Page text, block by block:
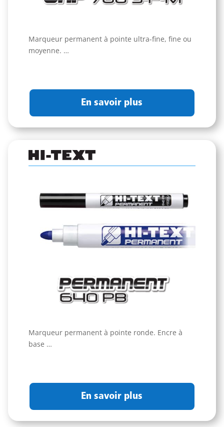
Marqueur permanent à pointe ultra-fine, fine ou
moyenne. …
En savoir plus
Marqueur permanent à pointe ronde. Encre à
base …
En savoir plus